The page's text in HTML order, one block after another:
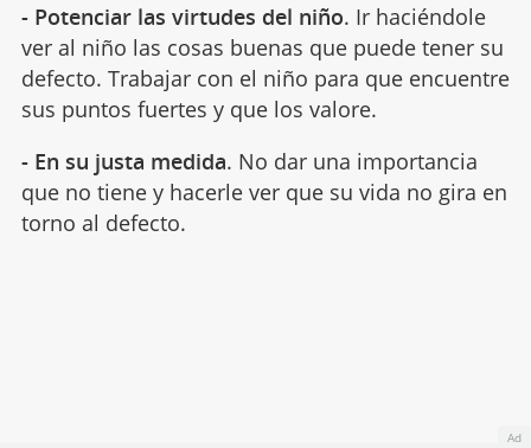
- Potenciar las virtudes del niño. Ir haciéndole
ver al niño las cosas buenas que puede tener su
defecto. Trabajar con el niño para que encuentre
sus puntos fuertes y que los valore.
- En su justa medida. No dar una importancia
que no tiene y hacerle ver que su vida no gira en
torno al defecto.
Ad